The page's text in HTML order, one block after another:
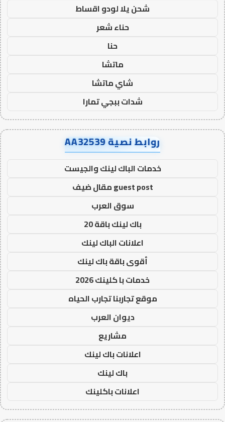
شحن يلا لودو اقساط
حناء شعر
حنا
ماتشا
شاي ماتشا
شدات ببجي تمارا
روابط نصية AA32539
خدمات الباك لينك والجيست
guest post مقال ضيف
سوق العرب
باك لينك باقة 20
اعلانات الباك لينك
أقوى باقة باك لينك
خدمات با كلينك 2026
موقع تجاربنا تجارب الحياه
ديوان العرب
مشاريع
اعلانات باك لينك
باك لينك
اعلانات باكلينك